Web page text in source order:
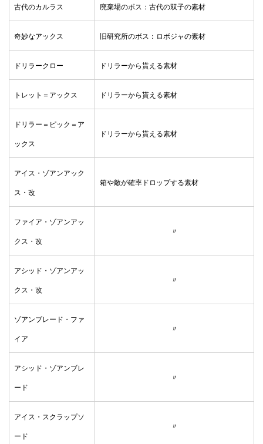
古代のカルラス 廃棄場のボス：古代の双子の素材
奇妙なアックス 旧研究所のボス：ロボジャの素材
ドリラークロー ドリラーから貰える素材
トレット＝アックス ドリラーから貰える素材
ドリラー＝ピック＝ア
ックス
ドリラーから貰える素材
アイス・ゾアンアック
ス・改
箱や敵が確率ドロップする素材
ファイア・ゾアンアッ
クス・改
〃
アシッド・ゾアンアッ
クス・改
〃
ゾアンブレード・ファ
イア
〃
アシッド・ゾアンブレ
ード
〃
アイス・スクラップソ
ード
〃